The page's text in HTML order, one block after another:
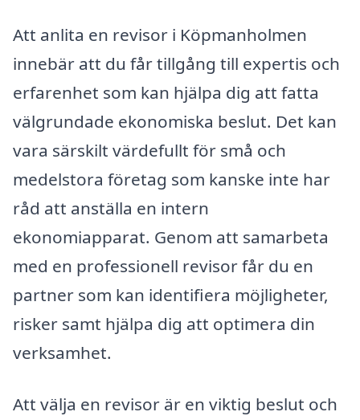
Att anlita en revisor i Köpmanholmen
innebär att du får tillgång till expertis och
erfarenhet som kan hjälpa dig att fatta
välgrundade ekonomiska beslut. Det kan
vara särskilt värdefullt för små och
medelstora företag som kanske inte har
råd att anställa en intern
ekonomiapparat. Genom att samarbeta
med en professionell revisor får du en
partner som kan identifiera möjligheter,
risker samt hjälpa dig att optimera din
verksamhet.
Att välja en revisor är en viktig beslut och